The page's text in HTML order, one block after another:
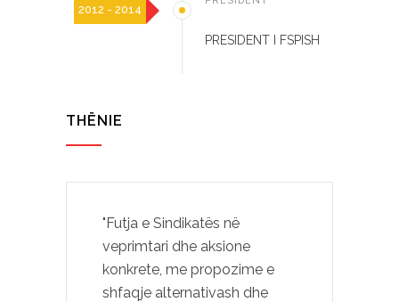
2012 - 2014
PRESIDENT I FSPISH
THËNIE
"Futja e Sindikatës në
veprimtari dhe aksione
konkrete, me propozime e
shfaqje alternativash dhe